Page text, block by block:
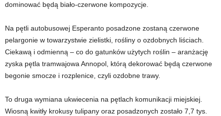
dominować będą biało-czerwone kompozycje.
Na pętli autobusowej Esperanto posadzone zostaną czerwone
pelargonie w towarzystwie zielistki, rośliny o ozdobnych liściach.
Ciekawą i odmienną – co do gatunków użytych roślin – aranżację
zyska pętla tramwajowa Annopol, którą dekorować będą czerwone
begonie smocze i rozplenice, czyli ozdobne trawy.
To druga wymiana ukwiecenia na pętlach komunikacji miejskiej.
Wiosną kwitły krokusy tulipany oraz posadzonych zostało 7,7 tys.